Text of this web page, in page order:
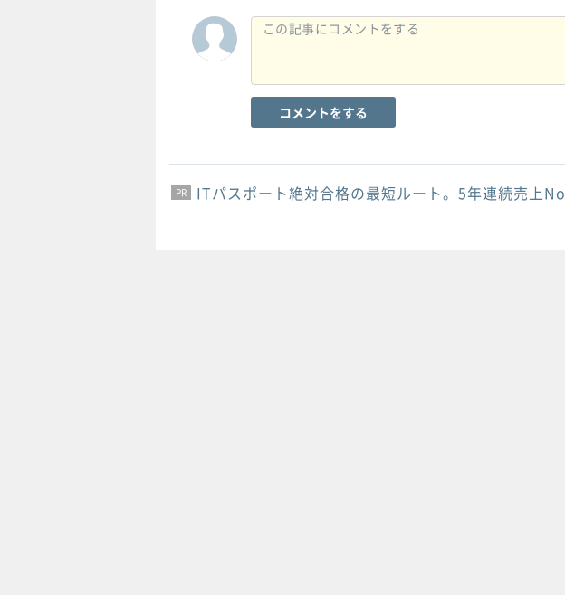
コメントをする
PR
PR
PR ITパスポート絶対合格の最短ルート。5年連続売上